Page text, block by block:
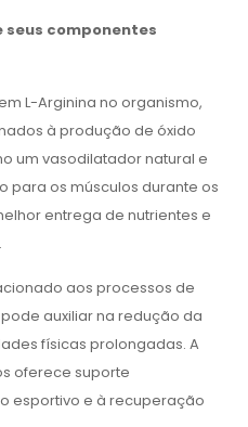
seus componentes
L-Arginina no organismo,
à produção de óxido
um vasodilatador natural e
para os músculos durante os
entrega de nutrientes e
aos processos de
auxiliar na redução da
físicas prolongadas. A
oferece suporte
esportivo e à recuperação